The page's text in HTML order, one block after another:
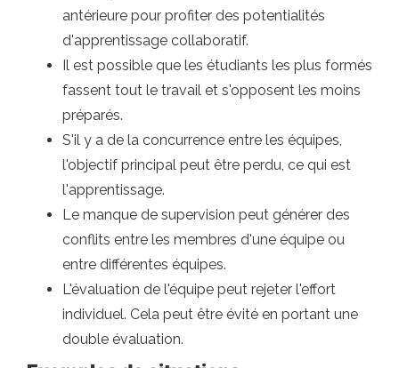
antérieure pour profiter des potentialités
d'apprentissage collaboratif.
Il est possible que les étudiants les plus formés
fassent tout le travail et s'opposent les moins
préparés.
S'il y a de la concurrence entre les équipes,
l'objectif principal peut être perdu, ce qui est
l'apprentissage.
Le manque de supervision peut générer des
conflits entre les membres d'une équipe ou
entre différentes équipes.
L'évaluation de l'équipe peut rejeter l'effort
individuel. Cela peut être évité en portant une
double évaluation.